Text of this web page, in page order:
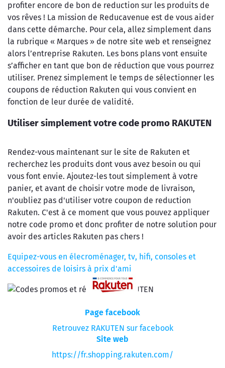
profiter encore de bon de reduction sur les produits de
vos rêves ! La mission de Reducavenue est de vous aider
dans cette démarche. Pour cela, allez simplement dans
la rubrique « Marques » de notre site web et renseignez
alors l’entreprise Rakuten. Les bons plans vont ensuite
s’afficher en tant que bon de réduction que vous pourrez
utiliser. Prenez simplement le temps de sélectionner les
coupons de réduction Rakuten qui vous convient en
fonction de leur durée de validité.
Utiliser simplement votre code promo RAKUTEN
Rendez-vous maintenant sur le site de Rakuten et
recherchez les produits dont vous avez besoin ou qui
vous font envie. Ajoutez-les tout simplement à votre
panier, et avant de choisir votre mode de livraison,
n'oubliez pas d'utiliser votre coupon de reduction
Rakuten. C'est à ce moment que vous pouvez appliquer
notre code promo et donc profiter de notre solution pour
avoir des articles Rakuten pas chers !
Equipez-vous en élecroménager, tv, hifi, consoles et
accessoires de loisirs à prix d'ami
Page facebook
Retrouvez RAKUTEN sur facebook
Site web
https://fr.shopping.rakuten.com/